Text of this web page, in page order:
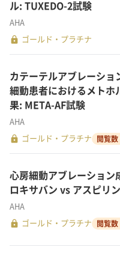
ル: TUXEDO-2試験
AHA
lock ゴールド・プラチナ
カテーテルアブレーショ
細動患者におけるメトホ
果: META-AF試験
AHA
lock ゴールド・プラチナ 閲覧
心房細動アブレーション
ロキサバン vs アスピリ
AHA
lock ゴールド・プラチナ 閲覧